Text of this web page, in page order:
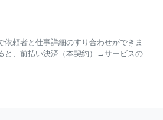
依頼者と仕事詳細のすり合わせができま
と、前払い決済（本契約）→サービスの